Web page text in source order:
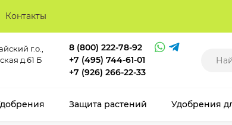
Контакты
г.о.,
д.61 Б
8 (800) 222-78-92
+7 (495) 744-61-01
+7 (926) 266-22-33
Защита растений Удобрения